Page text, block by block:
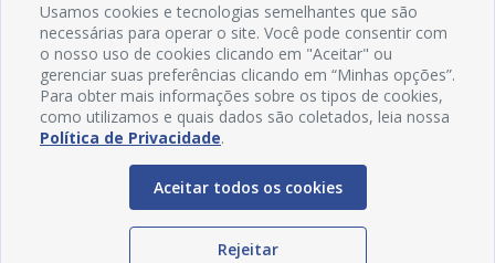
Redes Sociais
Usamos cookies e tecnologias semelhantes que são
necessárias para operar o site. Você pode consentir com
o nosso uso de cookies clicando em "Aceitar" ou
gerenciar suas preferências clicando em “Minhas opções”.
Para obter mais informações sobre os tipos de cookies,
como utilizamos e quais dados são coletados, leia nossa
Política de Privacidade.
Aceitar todos os cookies
Rejeitar